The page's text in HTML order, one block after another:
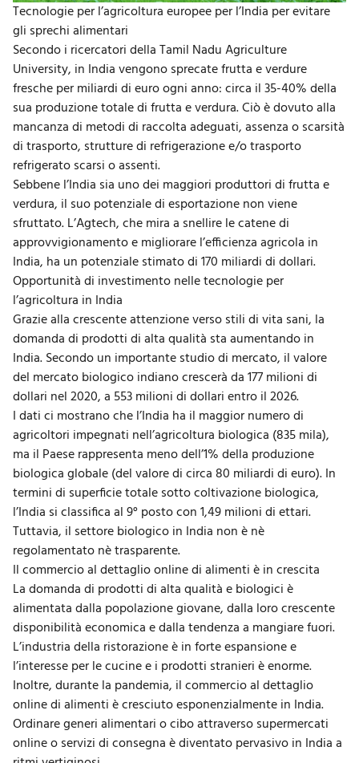
Tecnologie per l’agricoltura europee per l’India per evitare
gli sprechi alimentari
Secondo i ricercatori della Tamil Nadu Agriculture
University, in India vengono sprecate frutta e verdure
fresche per miliardi di euro ogni anno: circa il 35-40% della
sua produzione totale di frutta e verdura. Ciò è dovuto alla
mancanza di metodi di raccolta adeguati, assenza o scarsità
di trasporto, strutture di refrigerazione e/o trasporto
refrigerato scarsi o assenti.
Sebbene l’India sia uno dei maggiori produttori di frutta e
verdura, il suo potenziale di esportazione non viene
sfruttato. L’Agtech, che mira a snellire le catene di
approvvigionamento e migliorare l’efficienza agricola in
India, ha un potenziale stimato di 170 miliardi di dollari.
Opportunità di investimento nelle tecnologie per
l’agricoltura in India
Grazie alla crescente attenzione verso stili di vita sani, la
domanda di prodotti di alta qualità sta aumentando in
India. Secondo un importante studio di mercato, il valore
del mercato biologico indiano crescerà da 177 milioni di
dollari nel 2020, a 553 milioni di dollari entro il 2026.
I dati ci mostrano che l’India ha il maggior numero di
agricoltori impegnati nell’agricoltura biologica (835 mila),
ma il Paese rappresenta meno dell’1% della produzione
biologica globale (del valore di circa 80 miliardi di euro). In
termini di superficie totale sotto coltivazione biologica,
l’India si classifica al 9° posto con 1,49 milioni di ettari.
Tuttavia, il settore biologico in India non è nè
regolamentato nè trasparente.
Il commercio al dettaglio online di alimenti è in crescita
La domanda di prodotti di alta qualità e biologici è
alimentata dalla popolazione giovane, dalla loro crescente
disponibilità economica e dalla tendenza a mangiare fuori.
L’industria della ristorazione è in forte espansione e
l’interesse per le cucine e i prodotti stranieri è enorme.
Inoltre, durante la pandemia, ilcommercio al dettaglio
online di alimenti è cresciuto esponenzialmente in India.
Ordinare generi alimentari o cibo attraverso supermercati
online o servizi di consegna è diventato pervasivo in India a